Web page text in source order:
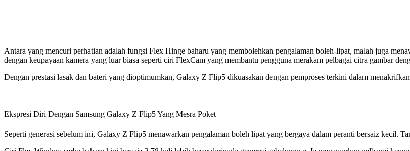
Antara yang mencuri perhatian adalah fungsi Flex Hinge baharu yang membolehkan pengalaman boleh-lipat, malah juga
dengan keupayaan kamera yang luar biasa seperti ciri FlexCam yang membantu pengguna merakam pelbagai citra gambar
Dengan prestasi lasak dan bateri yang dioptimumkan, Galaxy Z Flip5 dikuasakan dengan pemproses terkini dalam
Ekspresi Diri Dengan Samsung Galaxy Z Flip5 Yang Mesra Poket
Seperti generasi sebelum ini, Galaxy Z Flip5 menawarkan pengalaman boleh lipat yang bergaya dalam peranti bersaiz kecil.